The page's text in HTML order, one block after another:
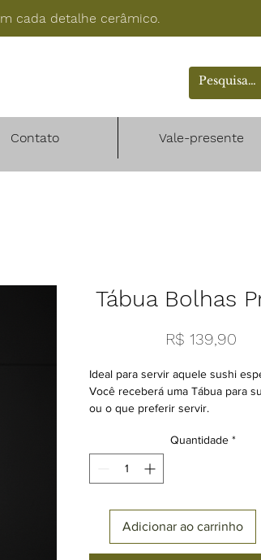
cada detalhe cerâmico.
Contato Vale-presente
Tábua Bolhas
R$ 139,90
Ideal para servir aquele sushi
Você receberá uma Tábua para
ou o que preferir servir.
Quantidade *
Adicionar ao carrinho